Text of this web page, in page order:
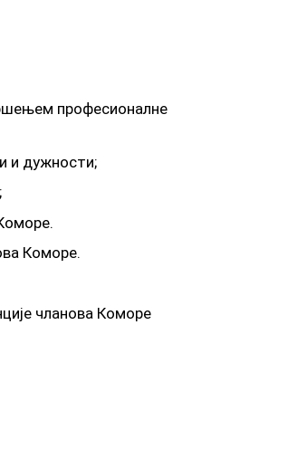
професионалне
и дужности;
Коморе.
чланова Коморе